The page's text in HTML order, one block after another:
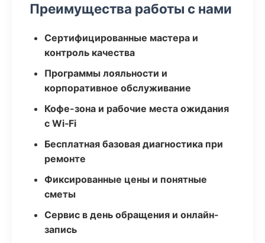
Преимущества работы с нами
Сертифицированные мастера и
контроль качества
Программы лояльности и
корпоративное обслуживание
Кофе-зона и рабочие места ожидания
с Wi‑Fi
Бесплатная базовая диагностика при
ремонте
Фиксированные цены и понятные
сметы
Сервис в день обращения и онлайн-
запись